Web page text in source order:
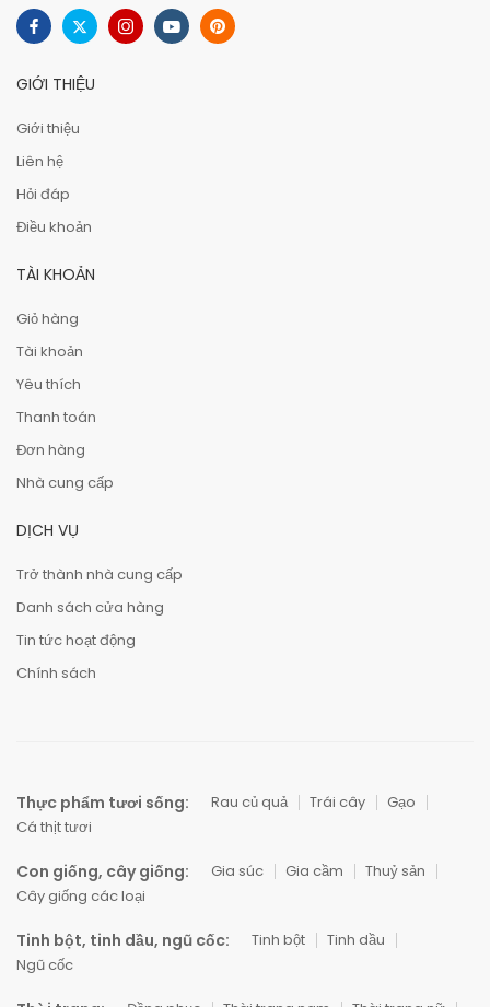
GIỚI THIỆU
Giới thiệu
Liên hệ
Hỏi đáp
Điều khoản
TÀI KHOẢN
Giỏ hàng
Tài khoản
Yêu thích
Thanh toán
Đơn hàng
Nhà cung cấp
DỊCH VỤ
Trở thành nhà cung cấp
Danh sách cửa hàng
Tin tức hoạt động
Chính sách
Thực phẩm tươi sống: Rau củ quả Trái cây
Gạo
Cá thịt tươi
Con giống, cây giống: Gia súc Gia cầm
Thuỷ sản
Cây giống các loại
Tinh bột, tinh dầu, ngũ cốc: Tinh bột
Tinh dầu
Ngũ cốc